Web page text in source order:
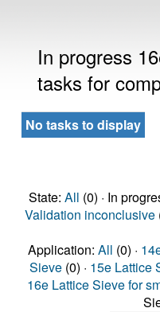
In progress
tasks for
No tasks to display
State: All (0) · In
Validation inconclusive
Application: All (0) ·
Sieve (0) · 15e Lattice
16e Lattice Sieve for